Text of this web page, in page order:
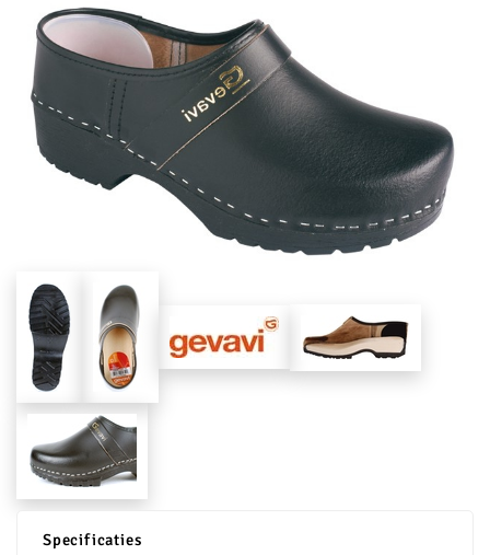
Specificaties